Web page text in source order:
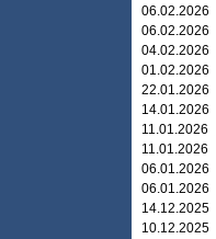
06.02.2026
06.02.2026
04.02.2026
01.02.2026
22.01.2026
14.01.2026
11.01.2026
11.01.2026
06.01.2026
06.01.2026
14.12.2025
10.12.2025